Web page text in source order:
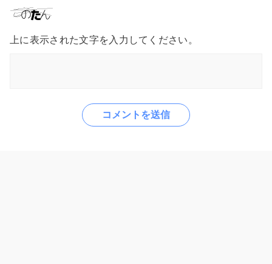
上に表示された文字を入力してください。